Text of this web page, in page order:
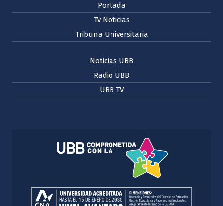
Portada
Tv Noticias
Tribuna Universitaria
Noticias UBB
Radio UBB
UBB TV